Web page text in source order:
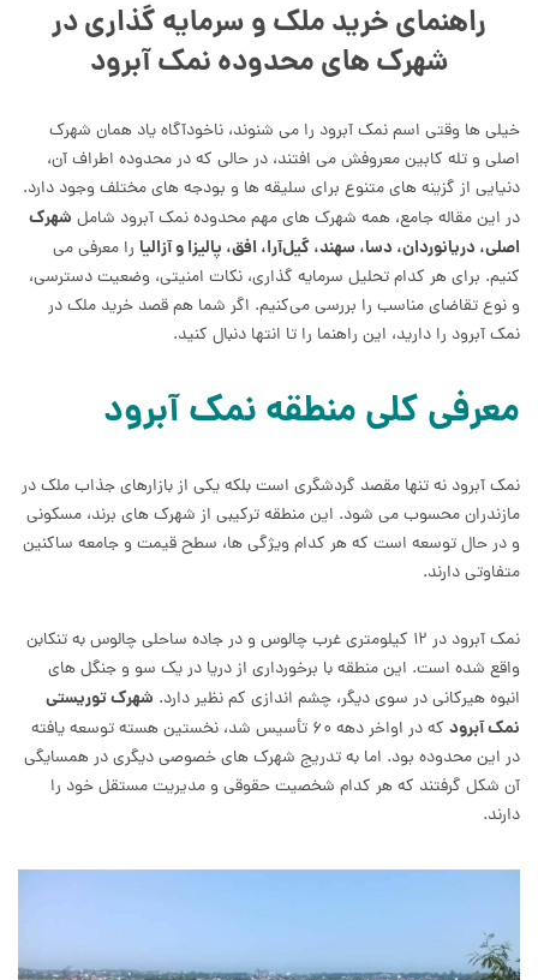
راهنمای خرید ملک و سرمایه گذاری در
شهرک های محدوده نمک آبرود
خیلی ها وقتی اسم نمک آبرود را می شنوند، ناخودآگاه یاد همان شهرک
اصلی و تله کابین معروفش می افتند، در حالی که در محدوده اطراف آن،
دنیایی از گزینه های متنوع برای سلیقه ها و بودجه های مختلف وجود دارد.
در این مقاله جامع، همه شهرک های مهم محدوده نمک آبرود شامل شهرک
اصلی، دریانوردان، دسا، سهند، گیل‌آرا، افق، پالیزا و آزالیا را معرفی می
کنیم. برای هر کدام تحلیل سرمایه گذاری، نکات امنیتی، وضعیت دسترسی،
و نوع تقاضای مناسب را بررسی می‌کنیم. اگر شما هم قصد خرید ملک در
نمک آبرود را دارید، این راهنما را تا انتها دنبال کنید.
معرفی کلی منطقه نمک آبرود
نمک آبرود نه تنها مقصد گردشگری است بلکه یکی از بازارهای جذاب ملک در
مازندران محسوب می شود. این منطقه ترکیبی از شهرک های برند، مسکونی
و در حال توسعه است که هر کدام ویژگی ها، سطح قیمت و جامعه ساکنین
متفاوتی دارند.
نمک آبرود در ۱۲ کیلومتری غرب چالوس و در جاده ساحلی چالوس به تنکابن
واقع شده است. این منطقه با برخورداری از دریا در یک سو و جنگل های
انبوه هیرکانی در سوی دیگر، چشم اندازی کم نظیر دارد. شهرک توریستی
نمک آبرود
که در اواخر دهه ۶۰ تأسیس شد، نخستین هسته توسعه یافته
در این محدوده بود. اما به تدریج شهرک های خصوصی دیگری در همسایگی
آن شکل گرفتند که هر کدام شخصیت حقوقی و مدیریت مستقل خود را
دارند.